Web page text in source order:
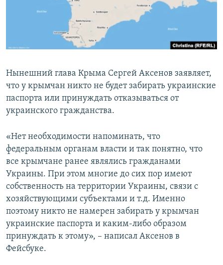
ПОБЕДИТЕЛЕЙ НЕ СУДЯТ?
КРЫМ.НЕПОКОРЕННЫЙ
ELIFBE
ПРИСОЕДИНЯЙТЕСЬ!
Все сайты RFE/RL
Нынешний глава Крыма Сергей Аксенов заявляет,
что у крымчан никто не будет забирать украинские
паспорта или принуждать отказываться от
украинского гражданства.
«Нет необходимости напоминать, что
федеральным органам власти и так понятно, что
все крымчане ранее являлись гражданами
Украины. При этом многие до сих пор имеют
собственность на территории Украины, связи с
хозяйствующими субъектами и т.д. Именно
поэтому никто не намерен забирать у крымчан
украинские паспорта и каким-либо образом
принуждать к этому», – написал Аксенов в
Фейсбуке.